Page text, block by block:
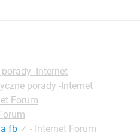
-Internet
porady -Internet
Forum
fb ✓ - Internet Forum